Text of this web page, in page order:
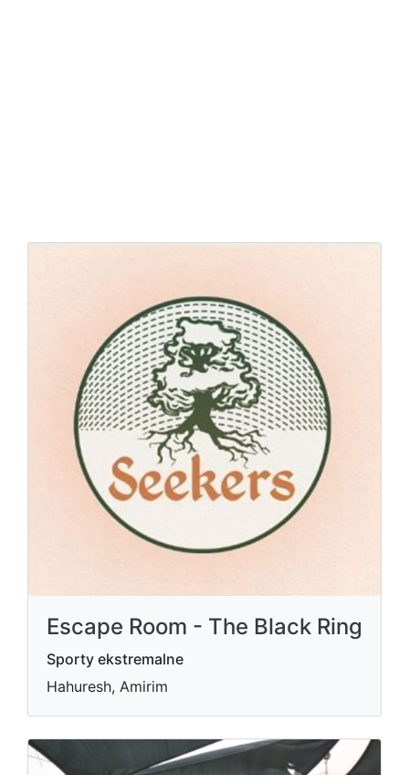
Escape Room - The Black Ring
Sporty ekstremalne
Hahuresh, Amirim